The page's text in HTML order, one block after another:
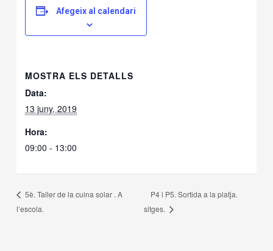
Afegeix al calendari
MOSTRA ELS DETALLS
Data:
13 juny, 2019
Hora:
09:00 - 13:00
5è. Taller de la cuina solar . A
l’escola.
P4 i P5. Sortida a la platja.
sitges.